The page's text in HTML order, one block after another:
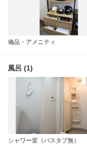
備品・アメニティ
風呂 (1)
シャワー室（バスタブ無）